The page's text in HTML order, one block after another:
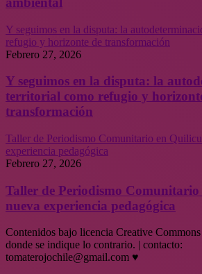
Y seguimos en la disputa: la
refugio y horizonte de transformación
Febrero 27, 2026
Y seguimos en la disputa: la
territorial como refugio y
transformación
Taller de Periodismo Comunitario en
experiencia pedagógica
Febrero 27, 2026
Taller de Periodismo
nueva experiencia pedagógica
Contenidos bajo licencia Creative
donde se indique lo contrario. | contacto:
tomaterojochile@gmail.com ♥